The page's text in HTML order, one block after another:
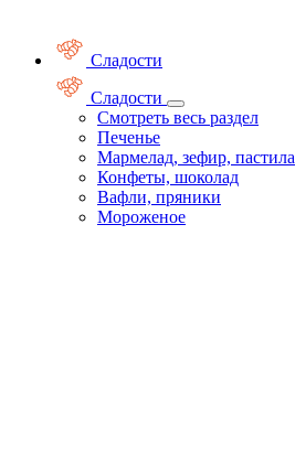
Сладости
Сладости
Смотреть весь раздел
Печенье
Мармелад, зефир, пастила
Конфеты, шоколад
Вафли, пряники
Мороженое